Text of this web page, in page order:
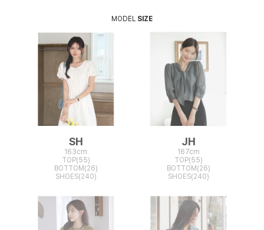
MODEL SIZE
SH
163cm
TOP(55)
BOTTOM(26)
SHOES(240)
JH
167cm
TOP(55)
BOTTOM(26)
SHOES(240)